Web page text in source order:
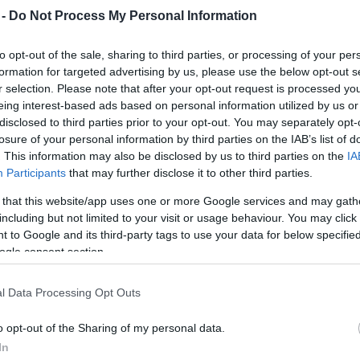
Do Not Process My Personal Information
opt-out of the sale, sharing to third parties, or processing of your
for targeted advertising by us, please use the below opt-out
selection. Please note that after your opt-out request is processed
interest-based ads based on personal information utilized by us
to third parties prior to your opt-out. You may separately
of your personal information by third parties on the IAB’s list of
This information may also be disclosed by us to third parties on the
Participants that may further disclose it to other third parties.
that this website/app uses one or more Google services and may
but not limited to your visit or usage behaviour. You may
to Google and its third-party tags to use your data for below
consent section.
Data Processing Opt Outs
opt-out of the Sharing of my personal data.
annyi bizonyos, hogy a Netz Táncprodukció
gerillacsapat úgy megmozgat testet-lelket,
a gyerekek szinte eggyé válnak Micsi kapitány és
professzionális táncosokból, zenészekből,
ben, számos színpadon és fesztiválon,
kiskocsmában mutatta már meg magát.
figuráit, ritmikáit, páros viszonyát különböző
humorral ötvözik. Legközelebb január 21-én
Művelődési Központban látható az